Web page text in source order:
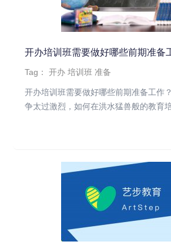
开办培训班需要做好哪些前期准备
Tag：开办 培训班 准备
开办培训班需要做好哪些前期准备工作
争太过激烈，如何在洪水猛兽般的教育